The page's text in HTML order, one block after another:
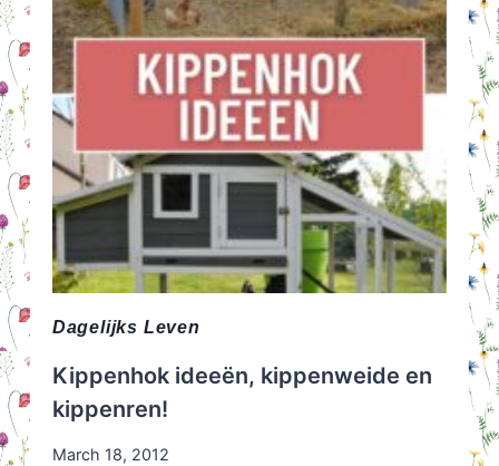
Dagelijks Leven
Kippenhok ideeën, kippenweide en
kippenren!
March 18, 2012